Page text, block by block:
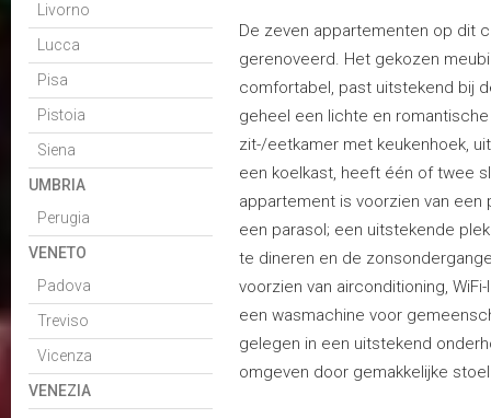
Livorno
Lucca
Pisa
Pistoia
Siena
UMBRIA
Perugia
VENETO
Padova
Treviso
Vicenza
VENEZIA
De zeven appartementen op dit
gerenoveerd. Het gekozen
comfortabel, past uitstekend bij
geheel een lichte en
zit-/eetkamer met keukenhoek,
een koelkast, heeft één of twee
appartement is voorzien van
een parasol; een uitstekende
te dineren en de
voorzien van airconditioning,
een wasmachine voor
gelegen in een uitstekend
omgeven door gemakkelijke